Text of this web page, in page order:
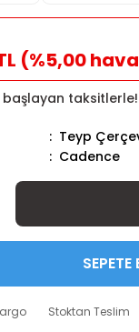
(%5,00
başlayan
Teyp
Cadence
SEPETE
Stoktan Teslim